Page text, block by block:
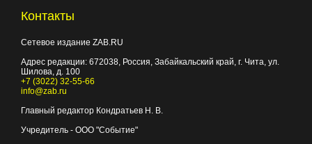
Контакты
Сетевое издание ZAB.RU
Адрес редакции: 672038, Россия, Забайкальский край, г. Чита, ул.
Шилова, д. 100
+7 (3022) 32-55-66
info@zab.ru
Главный редактор Кондратьев Н. В.
Учредитель - ООО "Событие"